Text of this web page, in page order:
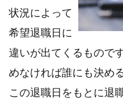
状況によって
希望退職日に
違いが出てくるもので
めなければ誰にも決め
この退職日をもとに退